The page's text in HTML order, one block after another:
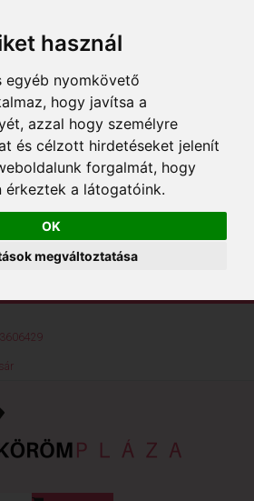
használ
egyéb nyomkövető
hogy javítsa a
azzal hogy személyre
és célzott hirdetéseket jelenít
forgalmát, hogy
érkeztek a látogatóink.
OK
megváltoztatása